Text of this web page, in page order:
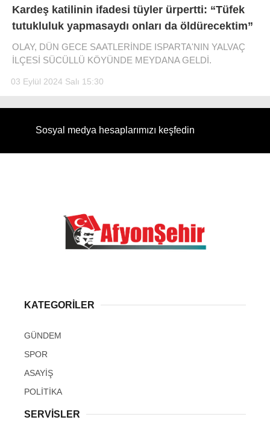
Facebook
Instagram
DIĞER
ÇEVRE
Kardeş katilinin ifadesi tüyler ürpertti: “Tüfek
tutukluluk yapmasaydı onları da öldürecektim”
OLAY, DÜN GECE SAATLERİNDE ISPARTA'NIN YALVAÇ
İLÇESİ SÜCÜLLÜ KÖYÜNDE MEYDANA GELDİ.
03 Eylül 2024 Salı 15:30
Sosyal medya hesaplarımızı keşfedin
KATEGORİLER
GÜNDEM
SPOR
ASAYİŞ
POLİTİKA
SERVİSLER